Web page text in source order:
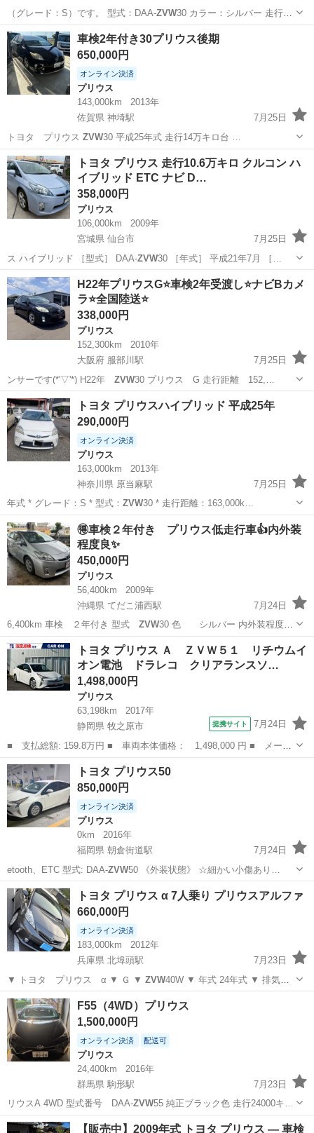
（グレード：S）です。 型式：DAA-ZVW30 カラー：シルバー 走行距
離：14…
埼玉 羽生市 羽生駅 プリウス
車検2年付き30プリウス後期
650,000円
オンライン決済
プリウス
143,000km
2013年
佐賀県 神埼駅
7月25日
トヨタ プリウス ZVW30 平成25年式 走行14万キロ台 …
佐賀 神埼市 神埼駅 プリウス デジタルインナーミラー
トヨタ プリウス 走行10.6万キロ クルコン ハ
イブリッド ETC ナビ D…
358,000円
プリウス
106,000km
2009年
宮城県 仙台市
7月25日
ス ハイブリッド ［型式］ DAA-ZVW30 ［年式］ 平成21年7月 ［…
宮城 仙台市 プリウス ハイブリッド
H22年プリウスG⭐️車検2年受渡し⭐️ナビBカメ
ラ⭐️全国陸送⭐️
338,000円
プリウス
152,300km
2010年
大阪府 服部川駅
7月25日
ンサーです(*'▽'*) H22年 ZVW30 プリウス G 走行距離 152,…
大阪 八尾市 服部川駅 プリウス 走行距離
トヨタ プリウスハイブリッド 平成25年
290,000円
オンライン決済
プリウス
163,000km
2013年
神奈川県 原当麻駅
7月25日
年式 * グレード：S * 型式： ZVW30 * 走行距離：163,000k…
神奈川 相模原市 原当麻駅 プリウス 車両
🉐車検２年付き プリウス低走行車👍内外装
程度良✨
450,000円
プリウス
56,400km
2009年
沖縄県 てだこ浦西駅
7月24日
6,400km 車検 ２年付き 型式 ZVW30 色 シルバー 内外装程度良
✨ …
沖縄 うるま市 てだこ浦西駅
トヨタ プリウス Ａ ＺＶＷ５１ リチウムイ
オン電池 ドラレコ クリアランスソ…
1,498,000円
プリウス
63,198km
2017年
静岡県 牧之原市
提携サイト 7月24日
■ 支払総額: 159.8万円 ■ 車両本体価格： 1,498,000 円 ■ メーカ
ー名： トヨタ ■ 車種名： プリウス ■ グレード名： Ａ ＺＶ
Ｗ５１ リチウムイオン電池 ドラレコ クリアランスソナー レー
ンアシス...
静岡 牧之原市 プリウス
トヨタ プリウス50
850,000円
オンライン決済
プリウス
0km
2016年
福岡県 朝倉街道駅
7月24日
etooth、ETC 型式: DAA-ZVW 50 《外装状態》 ☆細かい小傷あり…
福岡 筑紫野市 朝倉街道駅 プリウス
トヨタ プリウス α 7人乗り プリウスアルファ
660,000円
オンライン決済
183,000km
2012年
兵庫県 北埠頭駅
7月23日
▼ トヨタ プリウス α ▼ Ｇ ▼ ZVW40W ▼ 年式 24年式 ▼ 排気
量…
兵庫 神戸市 その他
F55（4WD）プリウス
1,500,000円
オンライン決済 配送可
プリウス
24,400km
2016年
群馬県 駒形駅
7月23日
リウスA 4WD 型式番号 DAA-ZVW55 純正ブラック色 走行24000キ…
群馬 前橋市 駒形駅 プリウス
【販売中】2009年式 トヨタ プリウス — 車検